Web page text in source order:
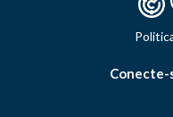
Conecte-